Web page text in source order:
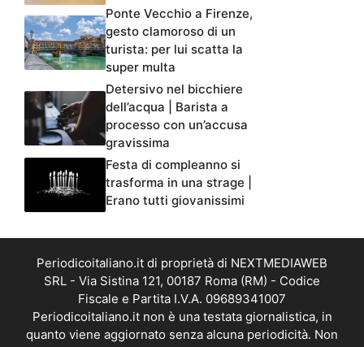
Ponte Vecchio a Firenze,
gesto clamoroso di un
turista: per lui scatta la
super multa
Detersivo nel bicchiere
dell’acqua | Barista a
processo con un’accusa
gravissima
Festa di compleanno si
trasforma in una strage |
Erano tutti giovanissimi
Periodicoitaliano.it di proprietà di NEXTMEDIAWEB
SRL - Via Sistina 121, 00187 Roma (RM) - Codice
Fiscale e Partita I.V.A. 09689341007
Periodicoitaliano.it non è una testata giornalistica, in
quanto viene aggiornato senza alcuna periodicità. Non